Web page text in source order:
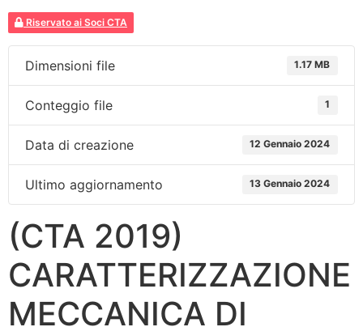
Riservato ai Soci CTA
Dimensioni file 1.17 MB
Conteggio file 1
Data di creazione 12 Gennaio 2024
Ultimo aggiornamento 13 Gennaio 2024
(CTA 2019)
CARATTERIZZAZIONE
MECCANICA DI